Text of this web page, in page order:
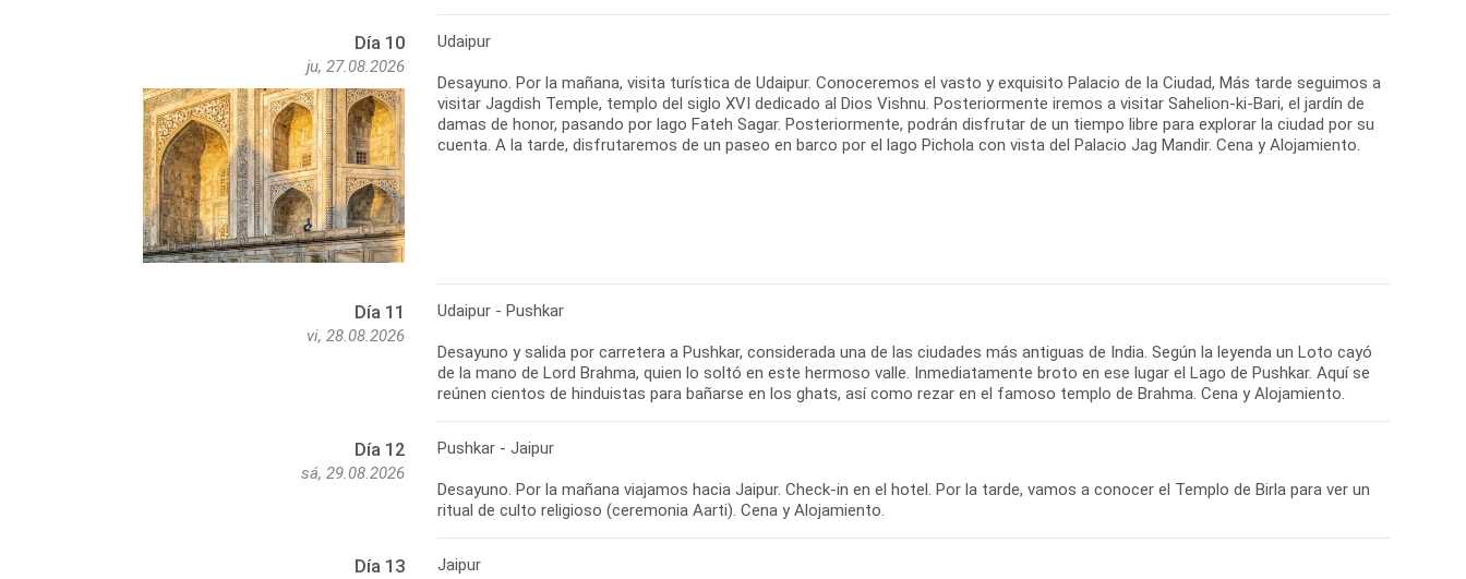
Día 10
ju, 27.08.2026
Udaipur
Desayuno. Por la mañana, visita turística de Udaipur. Conoceremos el vasto y exquisito Palacio de la Ciudad, Más tarde seguimos a
visitar Jagdish Temple, templo del siglo XVI dedicado al Dios Vishnu. Posteriormente iremos a visitar Sahelion-ki-Bari, el jardín de
damas de honor, pasando por lago Fateh Sagar. Posteriormente, podrán disfrutar de un tiempo libre para explorar la ciudad por su
cuenta. A la tarde, disfrutaremos de un paseo en barco por el lago Pichola con vista del Palacio Jag Mandir. Cena y Alojamiento.
Día 11
vi, 28.08.2026
Udaipur - Pushkar
Desayuno y salida por carretera a Pushkar, considerada una de las ciudades más antiguas de India. Según la leyenda un Loto cayó
de la mano de Lord Brahma, quien lo soltó en este hermoso valle. Inmediatamente broto en ese lugar el Lago de Pushkar. Aquí se
reúnen cientos de hinduistas para bañarse en los ghats, así como rezar en el famoso templo de Brahma. Cena y Alojamiento.
Día 12
sá, 29.08.2026
Pushkar - Jaipur
Desayuno. Por la mañana viajamos hacia Jaipur. Check-in en el hotel. Por la tarde, vamos a conocer el Templo de Birla para ver un
ritual de culto religioso (ceremonia Aarti). Cena y Alojamiento.
Día 13 Jaipur